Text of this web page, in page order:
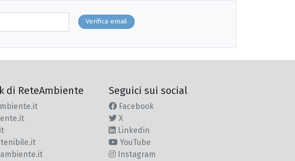
Verifica email
di ReteAmbiente Seguici sui social
Facebook
X
Linkedin
YouTube
Instagram